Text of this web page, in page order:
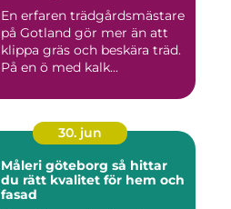
En erfaren trädgårdsmästare
på Gotland gör mer än att
klippa gräs och beskära träd.
På en ö med kalk...
30. jun
Måleri göteborg så hittar
du rätt kvalitet för hem och
fasad